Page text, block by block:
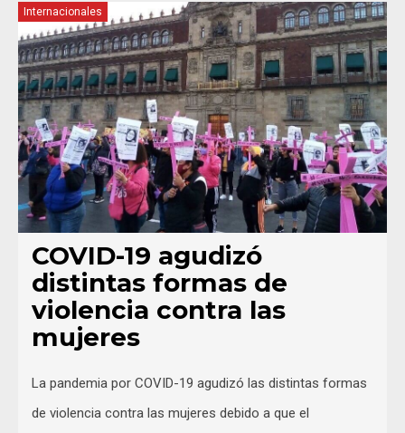
Internacionales
COVID-19 agudizó
distintas formas de
violencia contra las
mujeres
La pandemia por COVID-19 agudizó las distintas formas
de violencia contra las mujeres debido a que el